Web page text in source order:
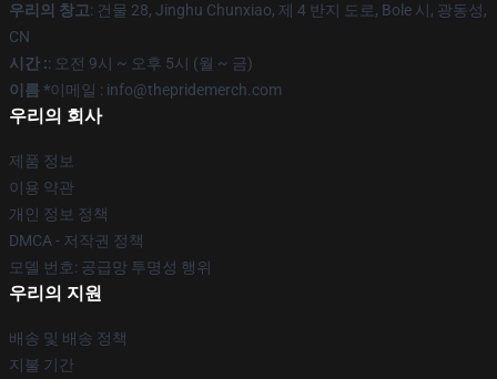
우리의 창고: 건물 28, Jinghu Chunxiao, 제 4 반지 도로, Bole 시, 광동성,
CN
시간 :: 오전 9시 ~ 오후 5시 (월 ~ 금)
이름 *이메일 : info@thepridemerch.com
우리의 회사
제품 정보
이용 약관
개인 정보 정책
DMCA - 저작권 정책
모델 번호: 공급망 투명성 행위
우리의 지원
배송 및 배송 정책
지불 기간